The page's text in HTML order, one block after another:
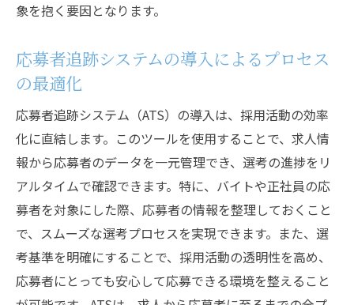
象を抱く要因となります。
応募者追跡システムの導入によるプロセス
の最適化
応募者追跡システム（ATS）の導入は、採用活動の効率
化に直結します。このツールを使用することで、求人情
報から応募者のデータを一元管理でき、選考の進捗をリ
アルタイムで確認できます。特に、バイトや正社員の応
募者を対象にした際、応募者の情報を整理しておくこと
で、スムーズな選考プロセスを実現できます。また、選
考基準を明確にすることで、採用活動の透明性を高め、
応募者にとっても安心して応募できる環境を整えること